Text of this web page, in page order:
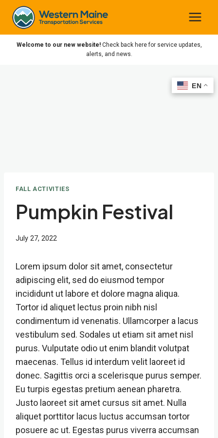
content
Welcome to our new website!Check back here for service updates,
alerts, and news.
EN
FALL ACTIVITIES
Pumpkin Festival
July 27, 2022
Lorem ipsum dolor sit amet, consectetur
adipiscing elit, sed do eiusmod tempor
incididunt ut labore et dolore magna aliqua.
Tortor id aliquet lectus proin nibh nisl
condimentum id venenatis. Ullamcorper a lacus
vestibulum sed. Sodales ut etiam sit amet nisl
purus. Vulputate odio ut enim blandit volutpat
maecenas. Tellus id interdum velit laoreet id
donec. Sagittis orci a scelerisque purus semper.
Eu turpis egestas pretium aenean pharetra.
Justo laoreet sit amet cursus sit amet. Nulla
aliquet porttitor lacus luctus accumsan tortor
posuere ac ut. Egestas purus viverra accumsan
EN